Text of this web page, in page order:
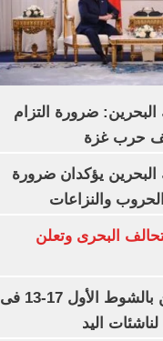
ضرورة التزام
حرب غزة
يؤكدان ضرورة
والنزاعات
البحرى وتعلن
مصر تتقدم على الصين بالشوط الأول 17-13 فى
اليد